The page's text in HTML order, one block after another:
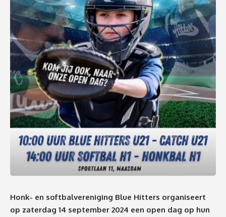
Honk- en softbalvereniging Blue Hitters organiseert
op zaterdag 14 september 2024 een open dag op hun